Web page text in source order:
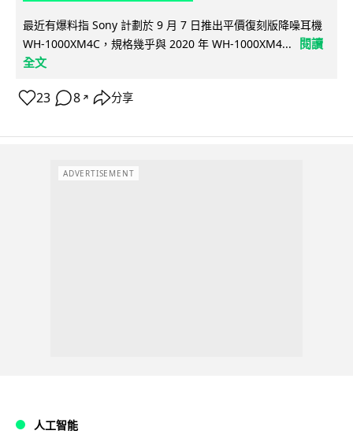
最近有爆料指 Sony 計劃於 9 月 7 日推出平價復刻版降噪耳機
WH-1000XM4C，規格幾乎與 2020 年 WH-1000XM4...
閱讀
全文
23 8 ↗ 分享
ADVERTISEMENT
人工智能